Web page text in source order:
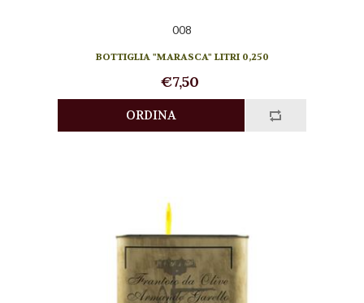
008
BOTTIGLIA "MARASCA" LITRI 0,250
€7,50